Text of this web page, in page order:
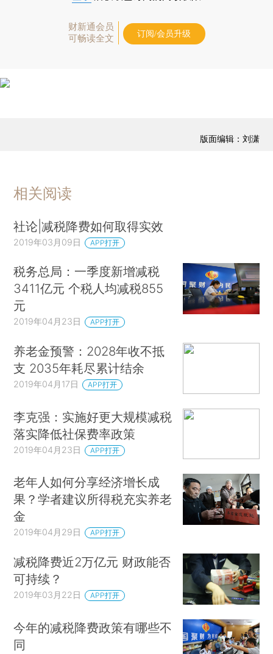
财新通会员
可畅读全文
订阅/会员升级
版面编辑：刘潇
相关阅读
社论|减税降费如何取得实效
2019年03月09日 APP打开
税务总局：一季度新增减税
3411亿元 个税人均减税855
元
2019年04月23日 APP打开
养老金预警：2028年收不抵
支 2035年耗尽累计结余
2019年04月17日 APP打开
李克强：实施好更大规模减税
落实降低社保费率政策
2019年04月23日 APP打开
老年人如何分享经济增长成
果？学者建议所得税充实养老
金
2019年04月29日 APP打开
减税降费近2万亿元 财政能否
可持续？
2019年03月22日 APP打开
今年的减税降费政策有哪些不
同